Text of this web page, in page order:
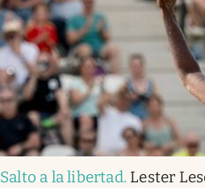
Salto a la libertad. Lester